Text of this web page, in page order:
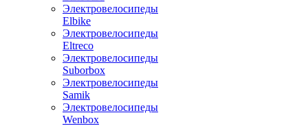
Электровелосипеды
Elbike
Электровелосипеды
Eltreco
Электровелосипеды
Suborbox
Электровелосипеды
Samik
Электровелосипеды
Wenbox